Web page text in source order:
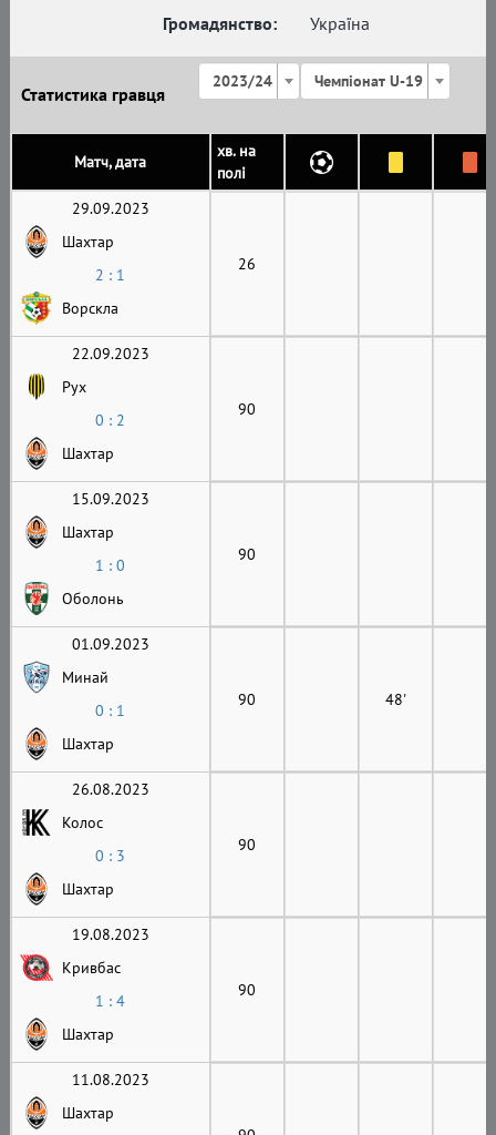
Громадянство:
Україна
Статистика гравця
2023/24 Чемпіонат U-19
Матч, дата
хв. на
полі
29.09.2023
Шахтар
2 : 1
Ворскла
26
22.09.2023
Рух
0 : 2
Шахтар
90
15.09.2023
Шахтар
1 : 0
Оболонь
90
01.09.2023
Минай
0 : 1
Шахтар
90 48'
26.08.2023
Колос
0 : 3
Шахтар
90
19.08.2023
Кривбас
1 : 4
Шахтар
90
11.08.2023
Шахтар